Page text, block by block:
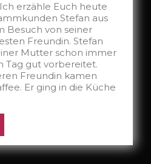
erzähle Euch heute
Stefan aus
Besuch von seiner
Freundin. Stefan
Mutter schon immer
Tag gut vorbereitet.
Freundin kamen
Er ging in die Küche